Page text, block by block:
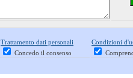
Trattamento dati personali
Concedo il consenso
Condizioni